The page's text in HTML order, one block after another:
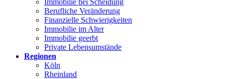
Immobilie bei Scheidung
Berufliche Veränderung
Finanzielle Schwierigkeiten
Immobilie im Alter
Immobilie geerbt
Private Lebensumstände
Regionen
Köln
Rheinland